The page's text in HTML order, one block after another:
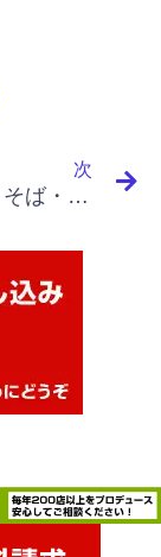
次
ラーメン・そば・うどん屋開業・繁盛店を目指す｜名言集 １５-5 ピーター・ドラッカー